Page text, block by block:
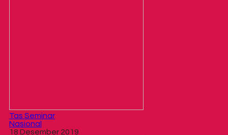
Tas Seminar
Nasional
18 Desember 2019